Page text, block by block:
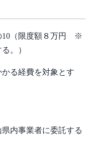
10（限度額８万円 ※
。）
る経費を対象とす
内事業者に委託する